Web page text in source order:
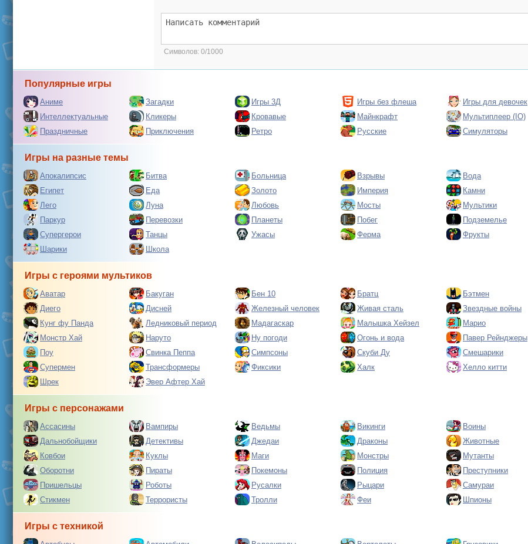
Символов: 0/1000
Популярные игры
Аниме Загадки Игры 3Д Игры без флеша Игры для девочек
Интеллектуальные
Кликеры Кровавые Майнкрафт Мультиплеер (IO)
Праздничные
Приключения Ретро Русские Симуляторы
Игры на разные темы
Апокалипсис Битва Больница Взрывы Вода
Египет
Еда Золото Империя Камни
Лего
Луна Любовь Мосты Мультики
Паркур
Перевозки Планеты Побег Подземелье
Супергерои
Танцы Ужасы Ферма Фрукты
Шарики
Школа
Игры с героями мультиков
Аватар Бакуган Бен 10 Братц Бэтмен
Диего
Дисней Железный человек Живая сталь Звездные войны
Кунг фу Панда
Ледниковый период Мадагаскар Малышка Хейзел Марио
Монстр Хай
Наруто Ну погоди Огонь и вода Павер Рейнджеры
Поу
Свинка Пеппа Симпсоны Скуби Ду Смешарики
Супермен
Трансформеры Фиксики Халк Хелло китти
Шрек
Эвер Афтер Хай
Игры с персонажами
Ассасины Вампиры Ведьмы Викинги Воины
Дальнобойщики
Детективы Джедаи Драконы Животные
Ковбои
Куклы Маги Монстры Мутанты
Оборотни
Пираты Покемоны Полиция Преступники
Пришельцы
Роботы Русалки Рыцари Самураи
Стикмен
Террористы Тролли Феи Шпионы
Игры с техникой